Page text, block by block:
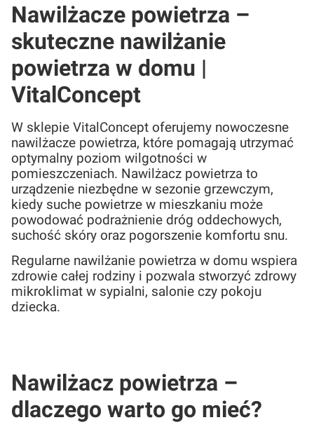
Nawilżacze powietrza –
skuteczne nawilżanie
powietrza w domu |
VitalConcept
W sklepie VitalConcept oferujemy nowoczesne
nawilżacze powietrza, które pomagają utrzymać
optymalny poziom wilgotności w
pomieszczeniach. Nawilżacz powietrza to
urządzenie niezbędne w sezonie grzewczym,
kiedy suche powietrze w mieszkaniu może
powodować podrażnienie dróg oddechowych,
suchość skóry oraz pogorszenie komfortu snu.
Regularne nawilżanie powietrza w domu wspiera
zdrowie całej rodziny i pozwala stworzyć zdrowy
mikroklimat w sypialni, salonie czy pokoju
dziecka.
Nawilżacz powietrza –
dlaczego warto go mieć?